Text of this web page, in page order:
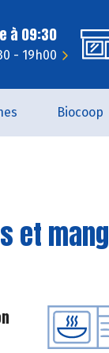
à 09:30
- 19h00
Biocoop
et